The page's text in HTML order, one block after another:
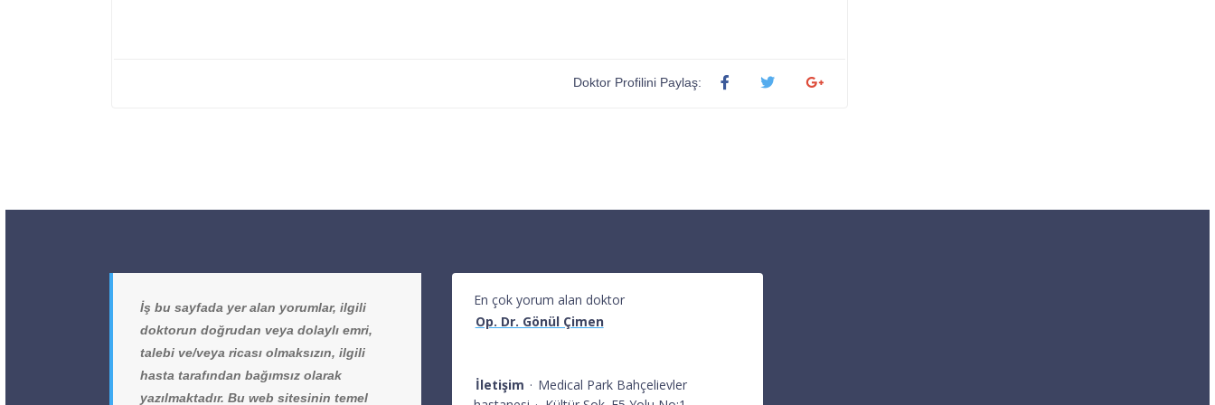
Doktor Profilini Paylaş:
İş bu sayfada yer alan yorumlar, ilgili
doktorun doğrudan veya dolaylı emri,
talebi ve/veya ricası olmaksızın, ilgili
hasta tarafından bağımsız olarak
yazılmaktadır. Bu web sitesinin temel
En çok yorum alan doktor
Op. Dr. Gönül Çimen
İletişim · Medical Park Bahçelievler